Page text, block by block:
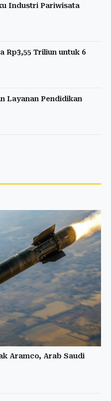
Industri Pariwisata
Rp3,55 Triliun untuk 6
Layanan Pendidikan
Aramco, Arab Saudi